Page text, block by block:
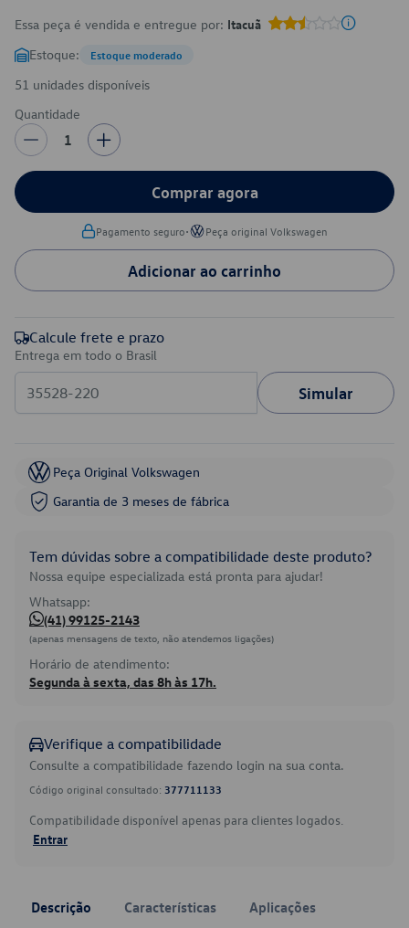
Essa peça é vendida e entregue por: Itacuã
Estoque: Estoque moderado
51 unidades disponíveis
Quantidade
1
Comprar agora
Pagamento seguro• Peça original Volkswagen
Adicionar ao carrinho
Calcule frete e prazo
Entrega em todo o Brasil
Simular
Peça Original Volkswagen
Garantia de 3 meses de fábrica
Tem dúvidas sobre a compatibilidade deste produto?
Nossa equipe especializada está pronta para ajudar!
Whatsapp:
(41) 99125-2143
(apenas mensagens de texto, não atendemos ligações)
Horário de atendimento:
Segunda à sexta, das 8h às 17h.
Verifique a compatibilidade
Consulte a compatibilidade fazendo login na sua conta.
Código original consultado: 377711133
Compatibilidade disponível apenas para clientes logados.
Entrar
Descrição Características Aplicações